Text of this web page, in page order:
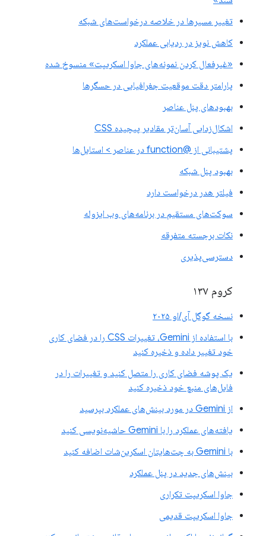
تغییر مسیرها در خلاصه درخواست‌های شبکه
کاهش نویز در ردیابی عملکرد
«غیرفعال کردن نمونه‌های جاوا اسکریپت» منسوخ شده
پارامتر دقت موقعیت جغرافیایی در حسگرها
بهبودهای پنل عناصر
اشکال‌زدایی آسان‌تر مقادیر پیچیده CSS
پشتیبانی از @function در عناصر > استایل‌ها
بهبود پنل شبکه
فیلتر هدر درخواست دارد
سوکت‌های مستقیم در برنامه‌های وب ایزوله
نکات برجسته متفرقه
دسترسی‌پذیری
کروم ۱۳۷
نسخه گوگل آی/او ۲۰۲۵
با استفاده از Gemini، تغییرات CSS را در فضای کاری
خود تغییر داده و ذخیره کنید
یک پوشه فضای کاری را متصل کنید و تغییرات را در
فایل‌های منبع خود ذخیره کنید
از Gemini در مورد بینش‌های عملکرد بپرسید
یافته‌های عملکرد را با Gemini حاشیه‌نویسی کنید
با Gemini به چت‌هایتان اسکرین‌شات اضافه کنید
بینش‌های جدید در پنل عملکرد
جاوا اسکریپت تکراری
جاوا اسکریپت قدیمی